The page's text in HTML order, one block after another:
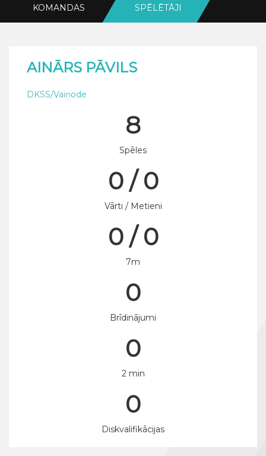
KOMANDAS SPĒLĒTĀJI
AINĀRS PĀVILS
DKSS/Vaiņode
8
Spēles
0 / 0
Vārti / Metieni
0 / 0
7m
0
Brīdinājumi
0
2 min
0
Diskvalifikācijas